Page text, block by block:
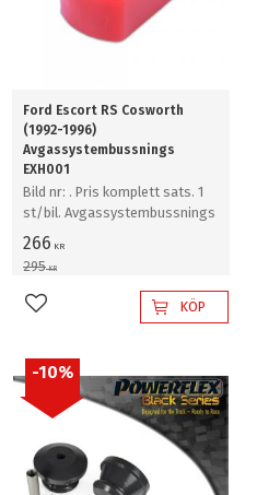
Ford Escort RS Cosworth
(1992-1996)
Avgassystembussnings
EXH001
Bild nr: . Pris komplett sats. 1
st/bil. Avgassystembussnings
266 KR
295KR
Lägg till i favoriterKÖP
10%